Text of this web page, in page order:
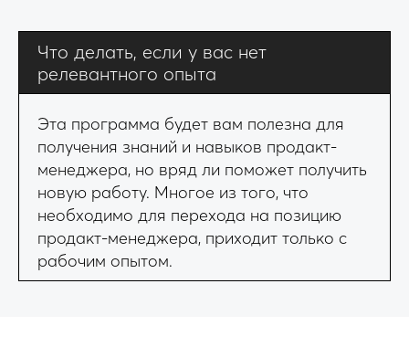
Что делать, если у вас нет
релевантного опыта
Эта программа будет вам полезна для
получения знаний и навыков продакт-
менеджера, но вряд ли поможет получить
новую работу. Многое из того, что
необходимо для перехода на позицию
продакт-менеджера, приходит только с
рабочим опытом.